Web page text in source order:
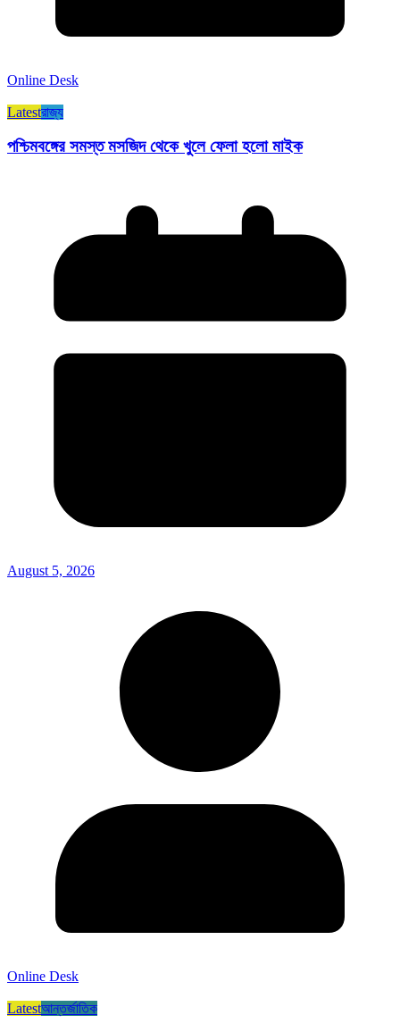
Online Desk
Latestরাজ্য​
পশ্চিমবঙ্গের সমস্ত মসজিদ থেকে খুলে ফেলা হলো মাইক
August 5, 2026
Online Desk
Latestআন্তর্জাতিক